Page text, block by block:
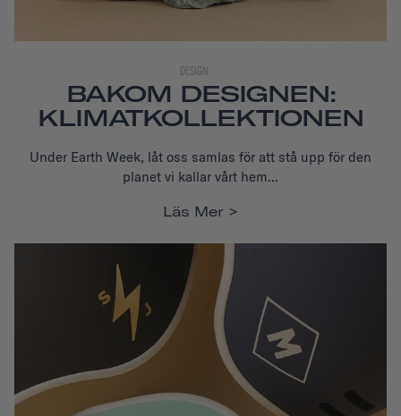
DESIGN
BAKOM DESIGNEN:
KLIMATKOLLEKTIONEN
Under Earth Week, låt oss samlas för att stå upp för den
planet vi kallar vårt hem...
Läs Mer